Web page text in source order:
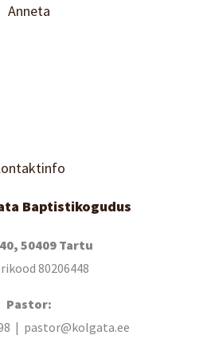
Anneta
Baptistikogudus
50409 Tartu
80206448
Pastor:
| pastor@kolgata.ee